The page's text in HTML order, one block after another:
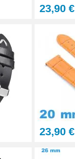
23,90 €
23,90 €